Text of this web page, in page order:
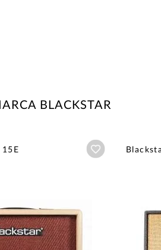
BLACKSTAR
Añadir a